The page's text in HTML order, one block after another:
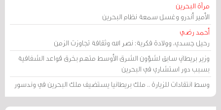
مرآة البحرين
الأمير أندرو وغسل سمعة نظام البحرين
أحمد رضي
رحيل جسدي، وولادة فكرية: نصر الله وثقافة تجاوزت الزمن
وزير بريطاني سابق لشؤون الشرق الأوسط متهم بخرق قواعد الشفافية
بسبب دور استشاري في البحرين
وسط انتقادات للزيارة .. ملك بريطانيا يستضيف ملك البحرين في وندسور